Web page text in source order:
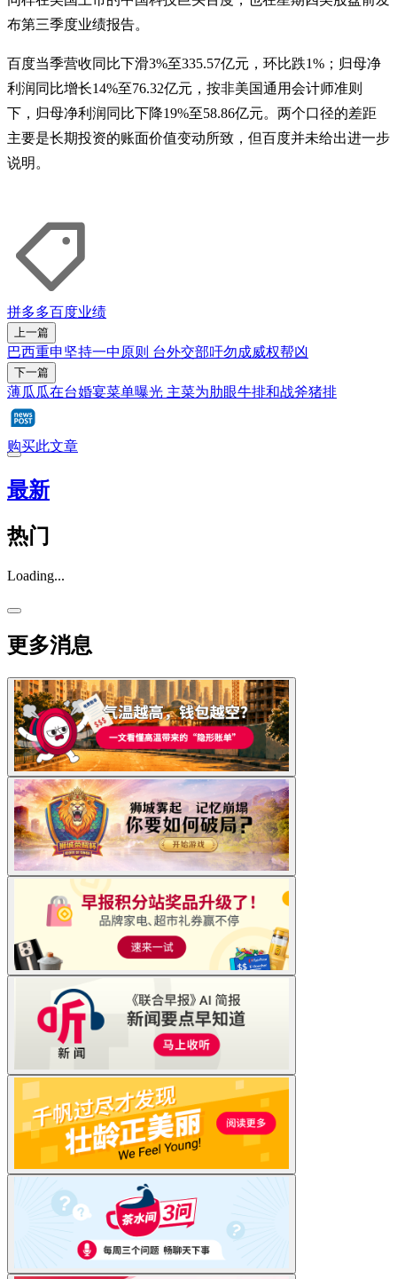
布第三季度业绩报告。
百度当季营收同比下滑3%至335.57亿元，环比跌1%；归母净
利润同比增长14%至76.32亿元，按非美国通用会计师准则
下，归母净利润同比下降19%至58.86亿元。两个口径的差距
主要是长期投资的账面价值变动所致，但百度并未给出进一步
说明。
拼多多百度业绩
上一篇
巴西重申坚持一中原则 台外交部吁勿成威权帮凶
下一篇
薄瓜瓜在台婚宴菜单曝光 主菜为肋眼牛排和战斧猪排
购买此文章
最新
热门
Loading...
更多消息